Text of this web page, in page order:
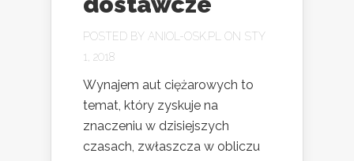
POSTED BY ANIOL-OSK.PL
ON STY
1, 2018
Wynajem aut ciężarowych to
temat, który zyskuje na
znaczeniu w dzisiejszych
czasach, zwłaszcza w obliczu